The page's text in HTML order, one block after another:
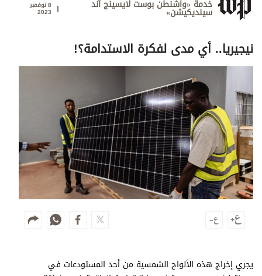
الترفيه
التعليم والمعرفة
الذكاء الاصطناعي
تغطيات
فيديو
بودكاست
إنفوجراف
قصة صورة
برامج
خدمة «واشنطن بوست لايسينج آند
سينديكيشن» 8 نوفمبر
2023
نيجيريا.. أي مدى لفكرة الاستدامة؟!
يجري إخراج هذه الألواح الشمسية من أحد المستودعات في